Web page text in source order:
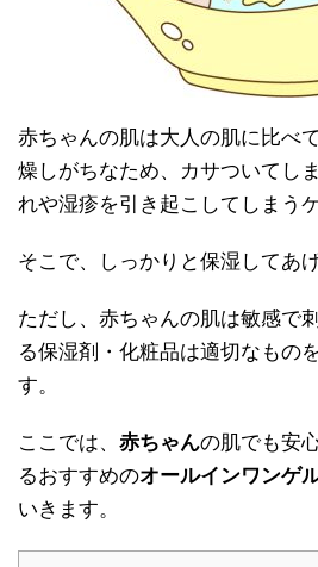
赤ちゃんの肌は大人の肌に比べ
燥しがちなため、カサついてし
れや湿疹を引き起こしてしまう
そこで、しっかりと保湿してあ
ただし、赤ちゃんの肌は敏感で
る保湿剤・化粧品は適切なもの
す。
ここでは、 赤ちゃんの肌でも安
るおすすめのオールインワンゲ
いきます。